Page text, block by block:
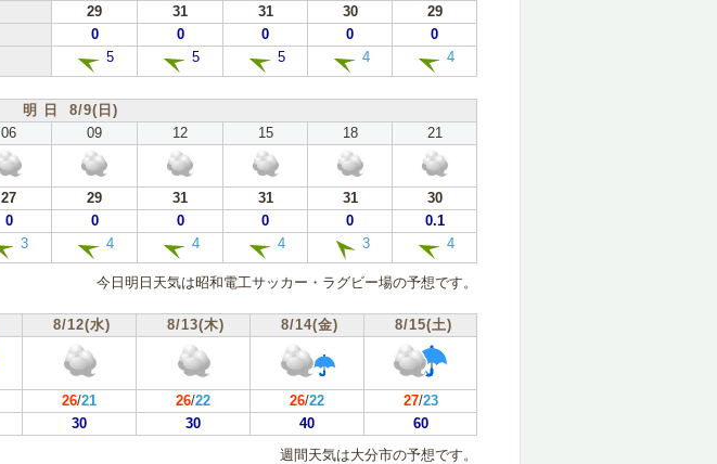
29 31 31 30
29
0 0 0 0
0
5 5 5 4 4
明 日 8/9(日)
06 09 12 15 18
21
27 29 31 31 31
30
0 0 0 0 0
0.1
3 4 4 4 3 4
今日明日天気は昭和電工サッカー・ラグビー場の予想です。
8/12(水) 8/13(木) 8/14(金) 8/15(土)
26/21 26/22 26/22 27/23
30 30 40
60
週間天気は大分市の予想です。